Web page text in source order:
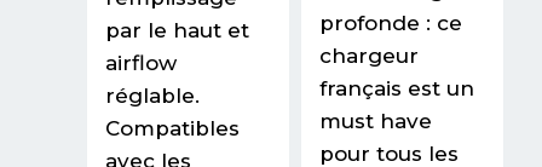
par le haut et
airflow
réglable.
Compatibles
avec les
profonde : ce
chargeur
français est un
must have
pour tous les